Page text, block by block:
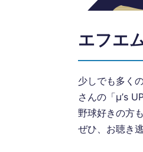
エフエ
少しでも多く
さんの「μ’s
野球好きの方
ぜひ、お聴き